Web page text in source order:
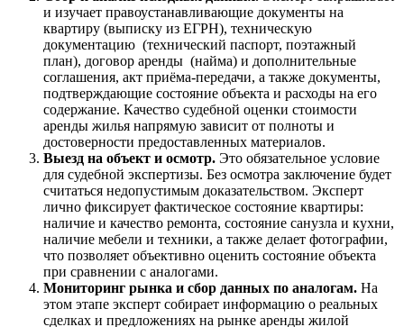
и изучает правоустанавливающие документы на
квартиру (выписку из ЕГРН), техническую
документацию (технический паспорт, поэтажный
план), договор аренды (найма) и дополнительные
соглашения, акт приёма-передачи, а также документы,
подтверждающие состояние объекта и расходы на его
содержание. Качество судебной оценки стоимости
аренды жилья напрямую зависит от полноты и
достоверности предоставленных материалов.
Выезд на объект и осмотр. Это обязательное условие
для судебной экспертизы. Без осмотра заключение будет
считаться недопустимым доказательством. Эксперт
лично фиксирует фактическое состояние квартиры:
наличие и качество ремонта, состояние санузла и кухни,
наличие мебели и техники, а также делает фотографии,
что позволяет объективно оценить состояние объекта
при сравнении с аналогами.
Мониторинг рынка и сбор данных по аналогам. На
этом этапе эксперт собирает информацию о реальных
сделках и предложениях на рынке аренды жилой